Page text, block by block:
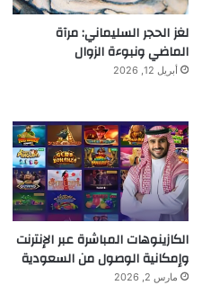
لغز الحجر السليماني: مرآة
الماضي ونبوءة الزوال
أبريل 12, 2026
الكازينوهات المباشرة عبر الإنترنت
وإمكانية الوصول من السعودية
مارس 2, 2026